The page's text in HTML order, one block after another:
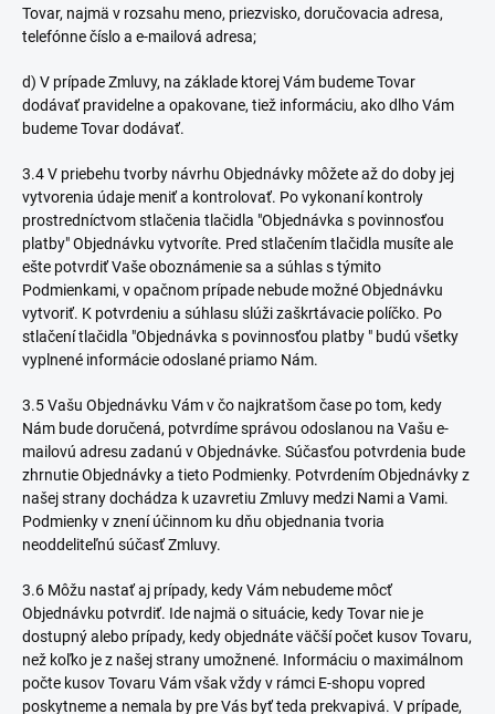
Tovar, najmä v rozsahu meno, priezvisko, doručovacia adresa,
telefónne číslo a e-mailová adresa;
d) V prípade Zmluvy, na základe ktorej Vám budeme Tovar
dodávať pravidelne a opakovane, tiež informáciu, ako dlho Vám
budeme Tovar dodávať.
3.4 V priebehu tvorby návrhu Objednávky môžete až do doby jej
vytvorenia údaje meniť a kontrolovať. Po vykonaní kontroly
prostredníctvom stlačenia tlačidla "Objednávka s povinnosťou
platby" Objednávku vytvoríte. Pred stlačením tlačidla musíte ale
ešte potvrdiť Vaše oboznámenie sa a súhlas s týmito
Podmienkami, v opačnom prípade nebude možné Objednávku
vytvoriť. K potvrdeniu a súhlasu slúži zaškrtávacie políčko. Po
stlačení tlačidla "Objednávka s povinnosťou platby " budú všetky
vyplnené informácie odoslané priamo Nám.
3.5 Vašu Objednávku Vám v čo najkratšom čase po tom, kedy
Nám bude doručená, potvrdíme správou odoslanou na Vašu e-
mailovú adresu zadanú v Objednávke. Súčasťou potvrdenia bude
zhrnutie Objednávky a tieto Podmienky. Potvrdením Objednávky z
našej strany dochádza k uzavretiu Zmluvy medzi Nami a Vami.
Podmienky v znení účinnom ku dňu objednania tvoria
neoddeliteľnú súčasť Zmluvy.
3.6 Môžu nastať aj prípady, kedy Vám nebudeme môcť
Objednávku potvrdiť. Ide najmä o situácie, kedy Tovar nie je
dostupný alebo prípady, kedy objednáte väčší počet kusov Tovaru,
než koľko je z našej strany umožnené. Informáciu o maximálnom
počte kusov Tovaru Vám však vždy v rámci E-shopu vopred
poskytneme a nemala by pre Vás byť teda prekvapivá. V prípade,